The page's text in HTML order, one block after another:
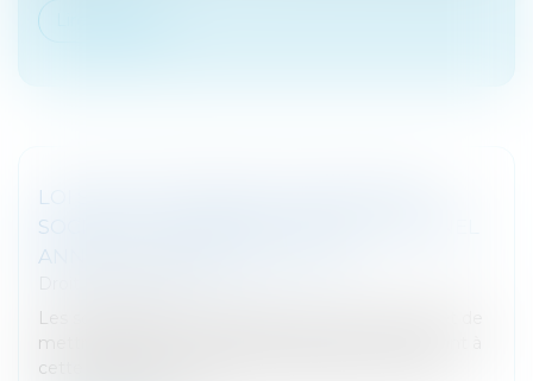
LOI SUR LE DEVOIR DE VIGILANCE DES
SOCIÉTÉS : LE CONSEIL CONSTITUTIONNEL
ANNULE L’AMENDE CIVILE - EFL
Les sociétés tenues d'élaborer, de rendre public et de
mettre en œuvre un plan de vigilance et manquant à
cette obligation n’encourront pas l’amende civile